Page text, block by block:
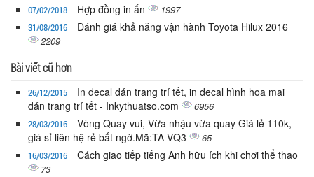
07/02/2018 Hợp đồng in ấn 1997
31/08/2016 Đánh giá khả năng vận hành Toyota Hilux 2016
2209
Bài viết cũ hơn
26/12/2015
In decal dán trang trí tết, in decal hình hoa mai
dán trang trí tết - Inkythuatso.com
6956
28/03/2016
Vòng Quay vui, Vừa nhậu vừa quay Giá lẻ 110k,
giá sỉ liên hệ rẻ bất ngờ.Mã:TA-VQ3
65
16/03/2016 Cách giao tiếp tiếng Anh hữu ích khi chơi thể thao
73